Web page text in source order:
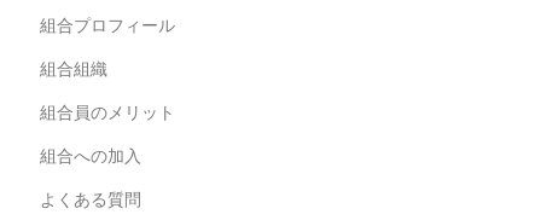
組合プロフィール
組合組織
組合員のメリット
組合への加入
よくある質問